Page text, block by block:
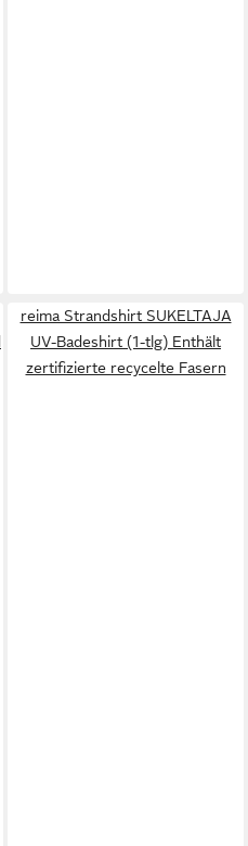
reima Strandshirt SUKELTAJA
UV-Badeshirt (1-tlg) Enthält
zertifizierte recycelte Fasern